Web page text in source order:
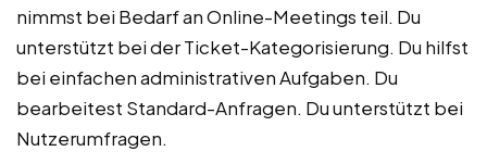
nimmst bei Bedarf an Online-Meetings teil. Du
unterstützt bei der Ticket-Kategorisierung. Du hilfst
bei einfachen administrativen Aufgaben. Du
bearbeitest Standard-Anfragen. Du unterstützt bei
Nutzerumfragen.